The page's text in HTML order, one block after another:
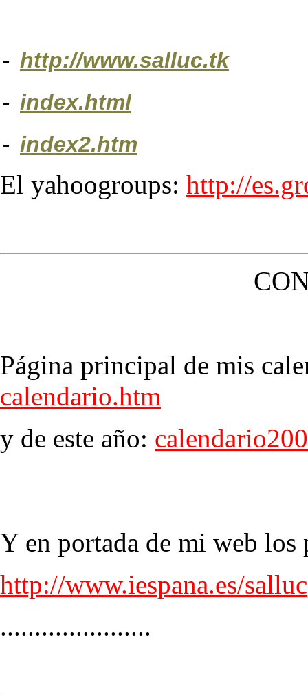
- http://www.salluc.tk
- index.html
- index2.htm
El yahoogroups: http://
Página principal de mis
calendario.htm
y de este año:
Y en portada de mi web
http://www.iespana.es/salluc
......................